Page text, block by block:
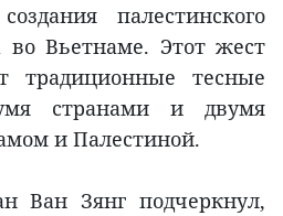
палестинского
во Вьетнаме. Этот жест
традиционные тесные
странами и двумя
и Палестиной.
Ван Зянг подчеркнул,